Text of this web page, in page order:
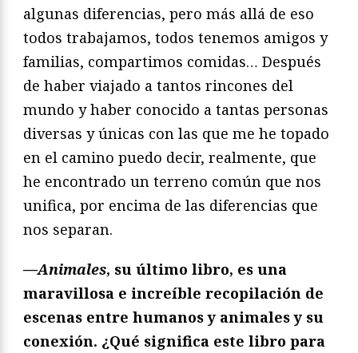
algunas diferencias, pero más allá de eso
todos trabajamos, todos tenemos amigos y
familias, compartimos comidas… Después
de haber viajado a tantos rincones del
mundo y haber conocido a tantas personas
diversas y únicas con las que me he topado
en el camino puedo decir, realmente, que
he encontrado un terreno común que nos
unifica, por encima de las diferencias que
nos separan.
—Animales, su último libro, es una
maravillosa e increíble recopilación de
escenas entre humanos y animales y su
conexión. ¿Qué significa este libro para